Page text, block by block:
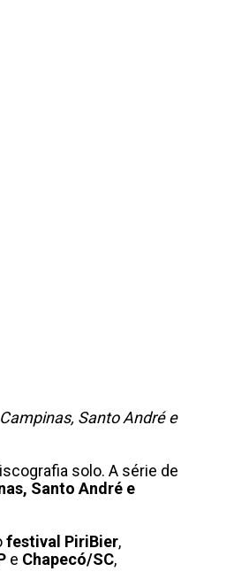
Santo André e
solo. A série de
Santo André e
festival PiriBier,
e Chapecó/SC,